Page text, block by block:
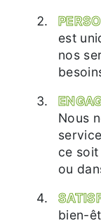
est
nos
Nous
ce
ou
bien-